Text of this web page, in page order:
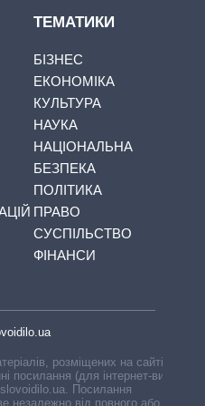
ТЕМАТИКИ
БІЗНЕС
ЕКОНОМІКА
КУЛЬТУРА
НАУКА
НАЦІОНАЛЬНА
БЕЗПЕКА
ПОЛІТИКА
ПРАВО
СУСПІЛЬСТВО
ФІНАНСИ
розміщених на сайті,
посилання (для інтернет-видань
Посилання
незалежно від повного або